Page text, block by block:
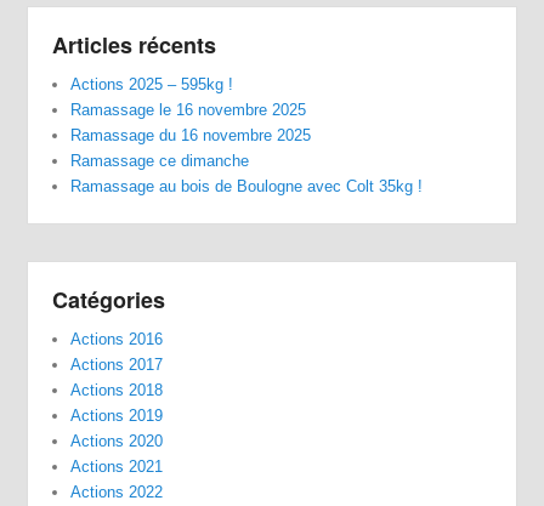
Articles récents
Actions 2025 – 595kg !
Ramassage le 16 novembre 2025
Ramassage du 16 novembre 2025
Ramassage ce dimanche
Ramassage au bois de Boulogne avec Colt 35kg !
Catégories
Actions 2016
Actions 2017
Actions 2018
Actions 2019
Actions 2020
Actions 2021
Actions 2022